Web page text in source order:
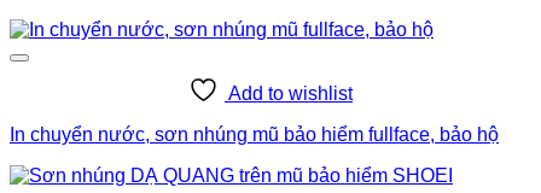
Add to wishlist
In chuyển nước, sơn nhúng mũ bảo hiểm fullface, bảo hộ